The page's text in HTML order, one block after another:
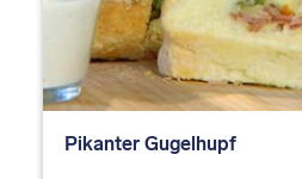
Pikanter Gugelhupf